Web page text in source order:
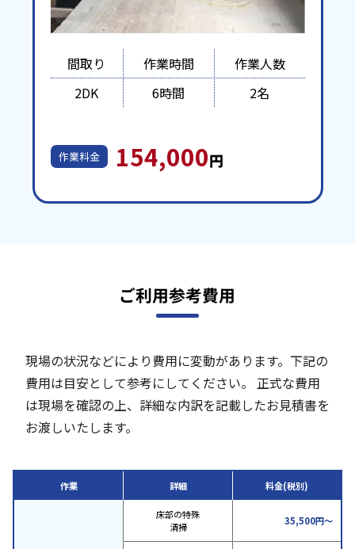
間取り 作業時間
作業人数
2DK
6時間 2名
作業料金 154,000円
ご利用参考費用
現場の状況などにより費用に変動があります。下記の
費用は目安として参考にしてください。 正式な費用
は現場を確認の上、詳細な内訳を記載したお見積書を
お渡しいたします。
作業 詳細 料金(税別)
床部の特殊
清掃
35,500円～